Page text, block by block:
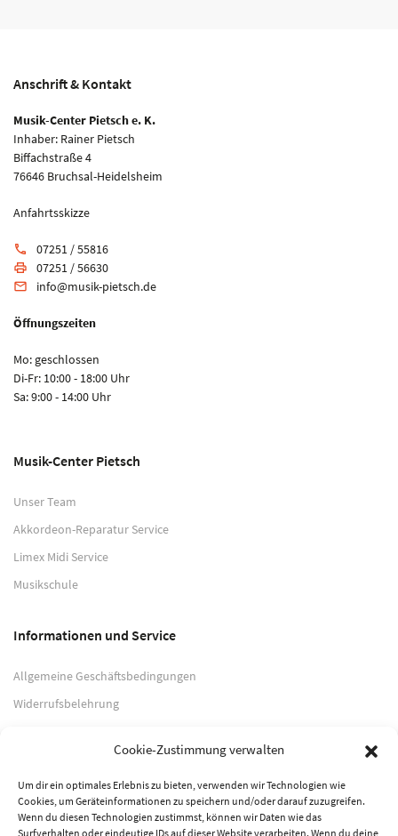
Cookie-Zustimmung verwalten
Um dir ein optimales Erlebnis zu bieten, verwenden wir Technologien wie
Cookies, um Geräteinformationen zu speichern und/oder darauf zuzugreifen.
Wenn du diesen Technologien zustimmst, können wir Daten wie das
Surfverhalten oder eindeutige IDs auf dieser Website verarbeiten. Wenn du deine
Anschrift & Kontakt
Musik-Center Pietsch e. K.
Inhaber: Rainer Pietsch
Biffachstraße 4
76646 Bruchsal-Heidelsheim
Anfahrtsskizze
phone 07251 / 55816
print 07251 / 56630
email info@musik-pietsch.de
Öffnungszeiten
Mo: geschlossen
Di-Fr: 10:00 - 18:00 Uhr
Sa: 9:00 - 14:00 Uhr
Musik-Center Pietsch
Unser Team
Akkordeon-Reparatur Service
Limex Midi Service
Musikschule
Informationen und Service
Allgemeine Geschäftsbedingungen
Widerrufsbelehrung
Datenschutzerklärung
Zahlungsarten